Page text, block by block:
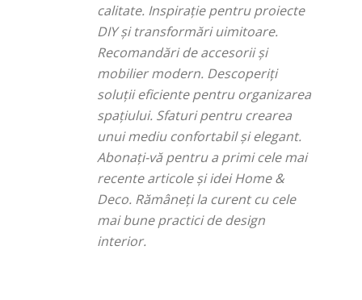
calitate. Inspirație pentru proiecte
DIY și transformări uimitoare.
Recomandări de accesorii și
mobilier modern. Descoperiți
soluții eficiente pentru organizarea
spațiului. Sfaturi pentru crearea
unui mediu confortabil și elegant.
Abonați-vă pentru a primi cele mai
recente articole și idei Home &
Deco. Rămâneți la curent cu cele
mai bune practici de design
interior.